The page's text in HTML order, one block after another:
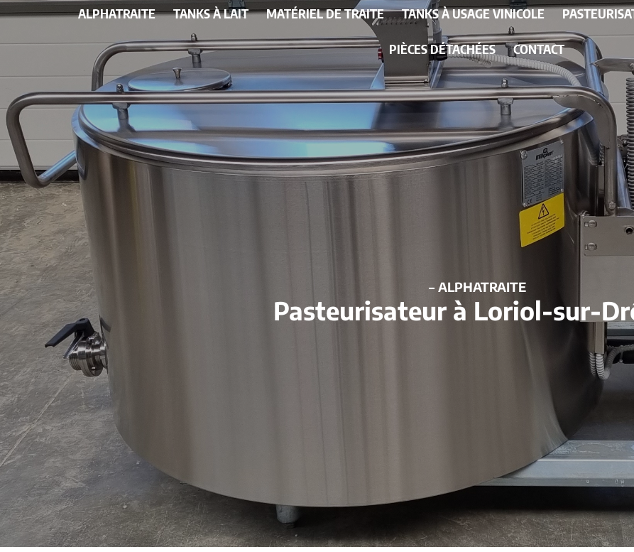
ALPHATRAITE TANKS À LAIT MATÉRIEL DE TRAITE TANKS À USAGE VINICOLE
PIÈCES DÉTACHÉES CONTACT
– ALPHATRAITE
Pasteurisateur à Loriol-sur-